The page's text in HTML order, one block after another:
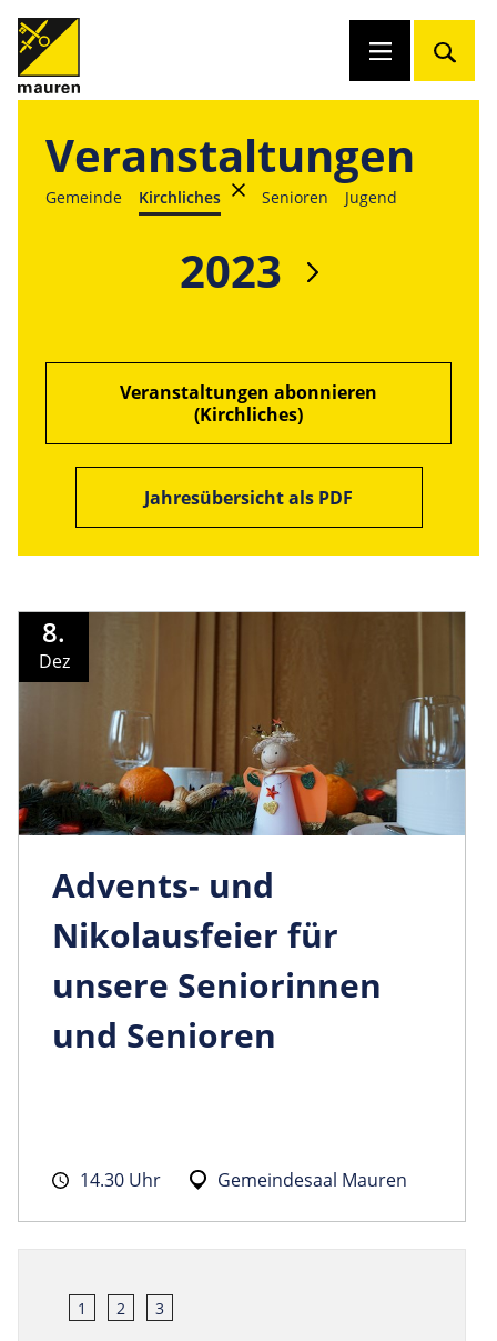
Veranstaltungen
Gemeinde Kirchliches Senioren Jugend
2023
Veranstaltungen abonnieren
(Kirchliches)
Jahresübersicht als PDF
8.
Dez
Advents- und
Nikolausfeier für
unsere Seniorinnen
und Senioren
14.30 Uhr Gemeindesaal Mauren
1 2 3